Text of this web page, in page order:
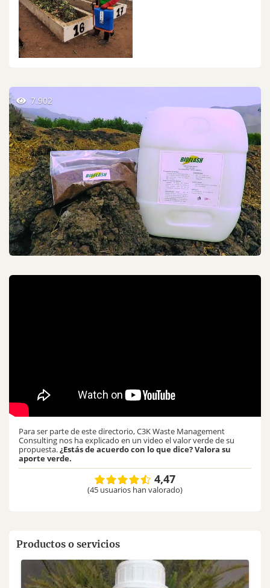
7.902
Para ser parte de este directorio, C3K Waste Management
Consulting nos ha explicado en un video el valor verde de su
propuesta.¿Estás de acuerdo con lo que dice? Valora su
aporte verde.
4,47
(45 usuarios han valorado)
Productos o servicios